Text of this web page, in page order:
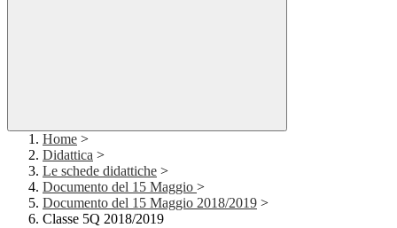
Home >
Didattica >
Le schede didattiche >
Documento del 15 Maggio >
Documento del 15 Maggio 2018/2019 >
Classe 5Q 2018/2019